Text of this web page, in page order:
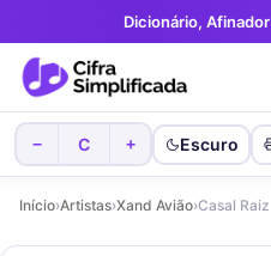
Favorite cifras
Dicionário, Afinador
− C + Escuro
Início›Artistas›Xand Avião›Casal Raiz